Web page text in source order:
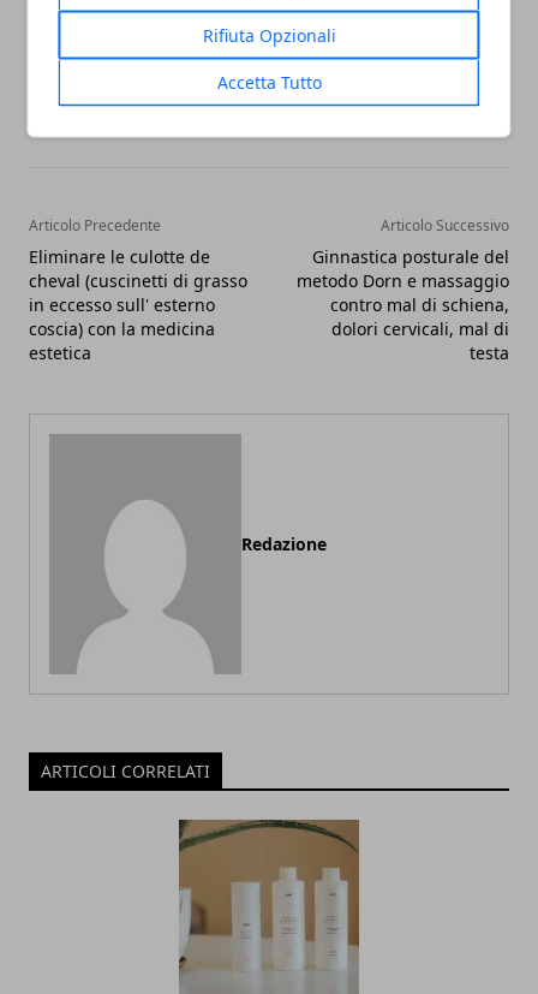
Rifiuta Opzionali
Accetta Tutto
Whatsapp
Articolo Precedente
Eliminare le culotte de
cheval (cuscinetti di grasso
in eccesso sull' esterno
coscia) con la medicina
estetica
Articolo Successivo
Ginnastica posturale del
metodo Dorn e massaggio
contro mal di schiena,
dolori cervicali, mal di
testa
Redazione
ARTICOLI CORRELATI